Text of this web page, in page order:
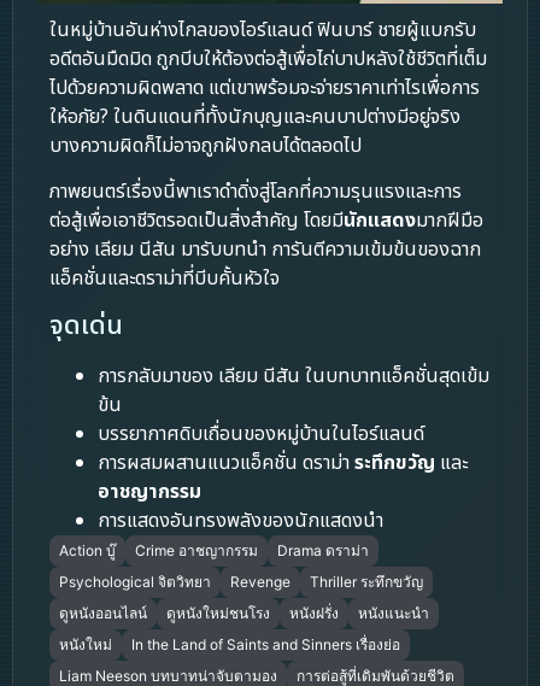
ในหมู่บ้านอันห่างไกลของไอร์แลนด์ ฟินบาร์ ชายผู้แบกรับ
อดีตอันมืดมิด ถูกบีบให้ต้องต่อสู้เพื่อไถ่บาปหลังใช้ชีวิตที่เต็ม
ไปด้วยความผิดพลาด แต่เขาพร้อมจะจ่ายราคาเท่าไรเพื่อการ
ให้อภัย? ในดินแดนที่ทั้งนักบุญและคนบาปต่างมีอยู่จริง
บางความผิดก็ไม่อาจถูกฝังกลบได้ตลอดไป
ภาพยนตร์เรื่องนี้พาเราดำดิ่งสู่โลกที่ความรุนแรงและการ
ต่อสู้เพื่อเอาชีวิตรอดเป็นสิ่งสำคัญ โดยมีนักแสดงมากฝีมือ
อย่าง เลียม นีสัน มารับบทนำ การันตีความเข้มข้นของฉาก
แอ็คชั่นและดราม่าที่บีบคั้นหัวใจ
จุดเด่น
การกลับมาของ เลียม นีสัน ในบทบาทแอ็คชั่นสุดเข้ม
ข้น
บรรยากาศดิบเถื่อนของหมู่บ้านในไอร์แลนด์
การผสมผสานแนวแอ็คชั่น ดราม่าระทึกขวัญ และ
อาชญากรรม
การแสดงอันทรงพลังของนักแสดงนำ
Action บู๊ Crime อาชญากรรม
Drama ดราม่า
Psychological จิตวิทยา
Revenge
Thriller ระทึกขวัญ
ดูหนังออนไลน์
ดูหนังใหม่ชนโรง หนังฝรั่ง
หนังแนะนำ
หนังใหม่
In the Land of Saints and Sinners เรื่องย่อ
Liam Neeson บทบาทน่าจับตามอง
การต่อสู้ที่เดิมพันด้วยชีวิต